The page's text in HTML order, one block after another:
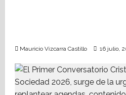
Mauricio Vizcarra Castillo 16 julio,